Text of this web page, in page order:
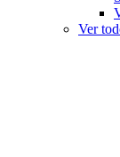
Ver